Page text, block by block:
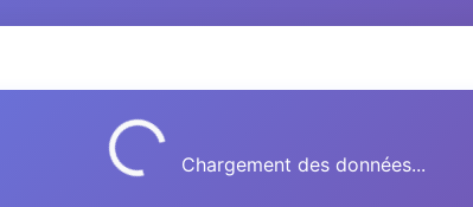
Chargement...
Chargement des données...